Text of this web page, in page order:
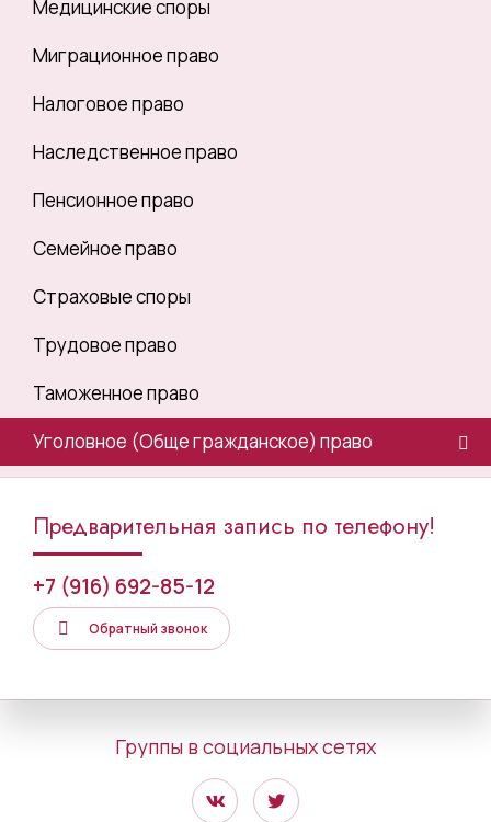
Медицинские споры
Миграционное право
Налоговое право
Наследственное право
Пенсионное право
Семейное право
Страховые споры
Трудовое право
Таможенное право
Уголовное (Обще гражданское) право
Предварительная запись по телефону!
+7 (916) 692-85-12
Обратный звонок
Группы в социальных сетях